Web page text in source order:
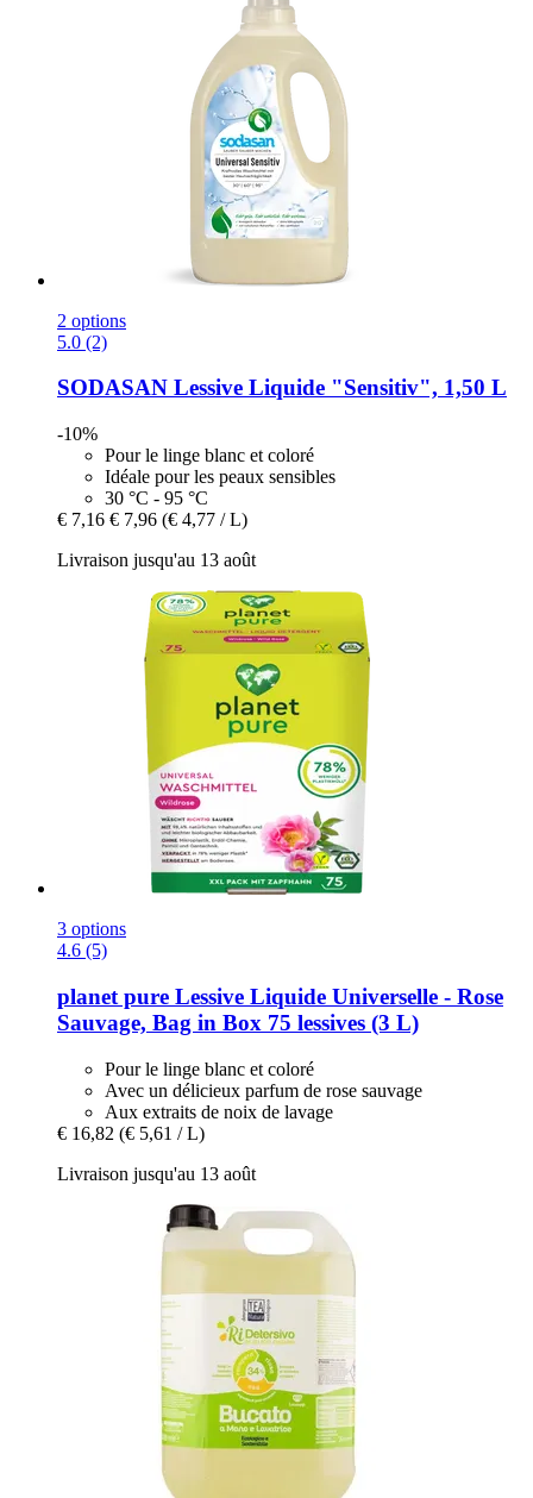
2 options
5.0 (2)
SODASAN Lessive Liquide "Sensitiv", 1,50 L
-10%
Pour le linge blanc et coloré
Idéale pour les peaux sensibles
30 °C - 95 °C
€ 7,16 € 7,96 (€ 4,77 / L)
Livraison jusqu'au 13 août
3 options
4.6 (5)
planet pure Lessive Liquide Universelle -​ Rose
Sauvage, Bag in Box 75 lessives (3 L)
Pour le linge blanc et coloré
Avec un délicieux parfum de rose sauvage
Aux extraits de noix de lavage
€ 16,82 (€ 5,61 / L)
Livraison jusqu'au 13 août